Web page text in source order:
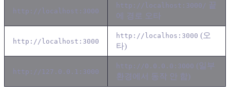
http://localhost:3000
http://localhost:3000/ 끝
에 경로 오타
http://localhost:3000
http://localhos:3000 (오
타)
http://127.0.0.1:3000
http://0.0.0.0:3000 (일부
환경에서 동작 안 함)